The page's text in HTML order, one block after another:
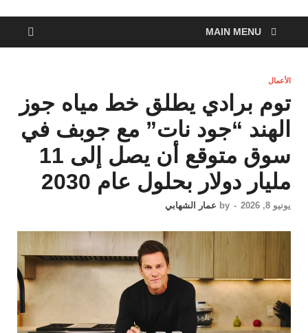
الأخبار
والتقارير
من
MAIN MENU
الأعمال
توم برادي يطلق خط مياه جوز
الهند “جود نات” مع جوبف في
سوق متوقع أن يصل إلى 11
مليار دولار بحلول عام 2030
يونيو 8, 2026 -
by عمار الشهابي